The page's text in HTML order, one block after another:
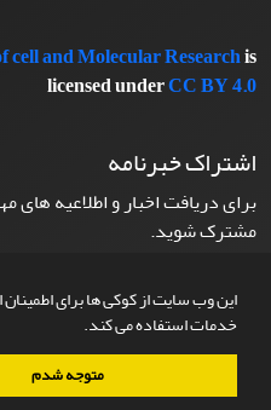
این وب سایت از کوکی ها برای اطمینان
خدمات استفاده می کند.
متوجه شدم
cell and Molecular Researchis
licensed underCC BY 4.0
اشتراک خبرنامه
برای دریافت اخبار و اطلاعیه
مشترک شوید.